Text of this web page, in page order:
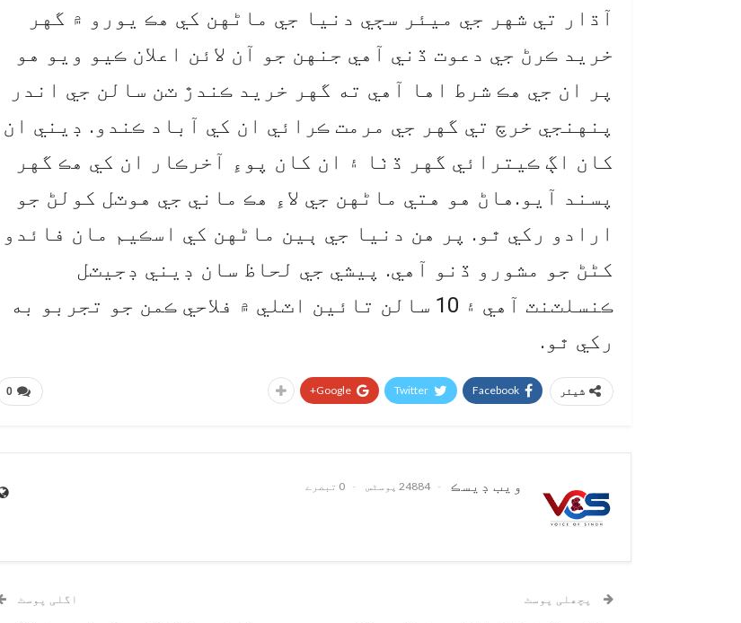
آڌار تي شهر جي ميئر سڄي دنيا جي ماڻهن کي هڪ يورو ۾ گهر
خريد ڪرڻ جي دعوت ڏني آهي جنهن جو آن لائن اعلان ڪيو ويو هو
پر ان جي هڪ شرط اها آهي ته گهر خريد ڪندڙ ٽن سالن جي اندر
پنهنجي خرچ تي گهر جي مرمت ڪرائي ان کي آباد ڪندو. ڊيني ان
کان اڳ ڪيترائي گهر ڏٺا ۽ ان کان پوءِ آخرڪار ان کي هڪ گهر
پسند آيو.هاڻ هو هتي ماڻهن جي لاءِ هڪ ماني جي هوٽل کولڻ جو
ارادو رکي ٿو. پر هن دنيا جي ٻين ماڻهن کي اسڪيم مان فائدو
کڻڻ جو مشورو ڏنو آهي. پيشي جي لحاظ سان ڊيني ڊجيٽل
ڪنسلٽنٽ آهي ۽ 10 سالن تائين اٽلي ۾ فلاحي ڪمن جو تجربو به
رکي ٿو.
0 شیئر Facebook
Twitter
Google+
ويب ڊيسڪ 24884 پوسٹس 0 تبصرے
پچھلی پوسٹ اگلی پوسٹ